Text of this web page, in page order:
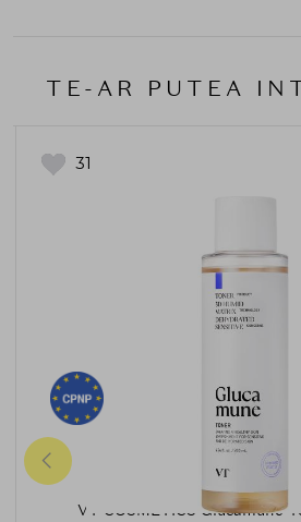
TE-AR PUTEA
31
VT COSMETICS
VT COSMETICS Glucamune